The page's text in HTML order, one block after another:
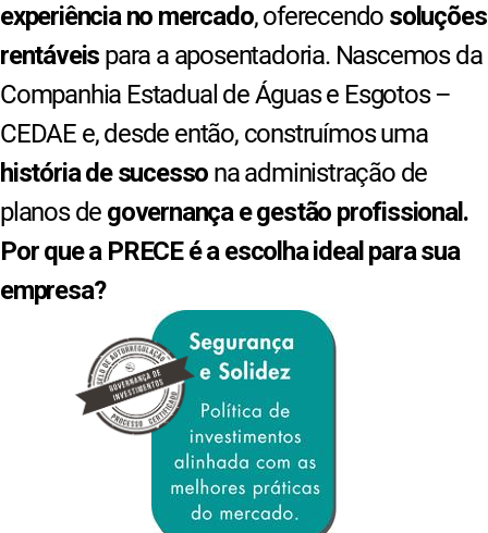
experiência no mercado, oferecendo soluções
rentáveis para a aposentadoria. Nascemos da
Companhia Estadual de Águas e Esgotos –
CEDAE e, desde então, construímos uma
história de sucesso na administração de
planos de governança e gestão profissional.
Por que a PRECE é a escolha ideal para sua
empresa?